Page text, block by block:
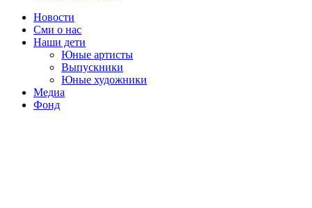
Новости
Сми о нас
Наши дети
Юные артисты
Выпускники
Юные художники
Медиа
Фонд